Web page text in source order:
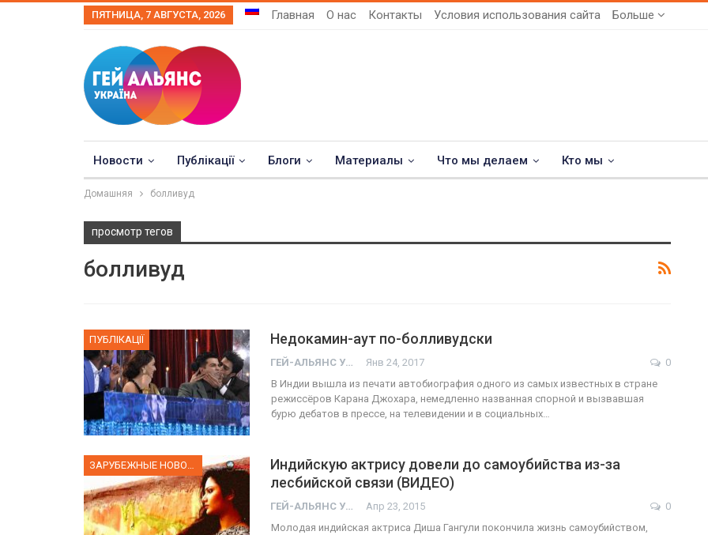
ПЯТНИЦА, 7 АВГУСТА, 2026 Главная О нас Контакты Условия использования сайта Больше
Новости Публікації Блоги Материалы Что мы делаем Кто мы
Домашняя болливуд
просмотр тегов
болливуд
ПУБЛІКАЦІЇ Недокамин-аут по-болливудски
ГЕЙ-АЛЬЯНС УКРАИНА Янв 24, 2017
0
В Индии вышла из печати автобиография одного из самых известных в стране
режиссёров Карана Джохара, немедленно названная спорной и вызвавшая
бурю дебатов в прессе, на телевидении и в социальных…
ЗАРУБЕЖНЫЕ НОВОСТИ
Индийскую актрису довели до самоубийства из-за
лесбийской связи (ВИДЕО)
ГЕЙ-АЛЬЯНС УКРАИНА Апр 23, 2015
0
Молодая индийская актриса Диша Гангули покончила жизнь самоубийством,
Авиве собрал 200
участников
Июн 10, 2017 0
ФОТО
Военнослужащие-трансгендеры
ГЕЙ-АЛЬЯНС УКРАИНА Июл 27, 2017 0
ФОТО
В Берлине
легализацию гей-